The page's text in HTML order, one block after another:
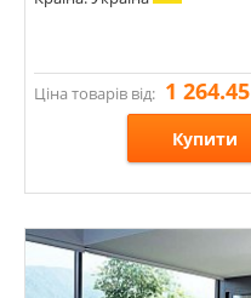
Ціна товарів від: 1 264.45
Купити
Стилі:
Кольори: